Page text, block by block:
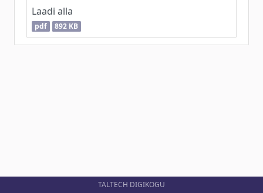
Laadi alla
pdf 892 KB
TALTECH DIGIKOGU